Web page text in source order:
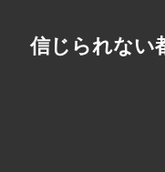
信じられない